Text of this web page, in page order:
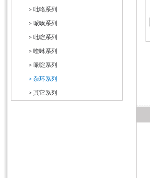
> 吡咯系列
> 哌嗪系列
> 吡啶系列
> 喹啉系列
> 哌啶系列
> 杂环系列
> 其它系列